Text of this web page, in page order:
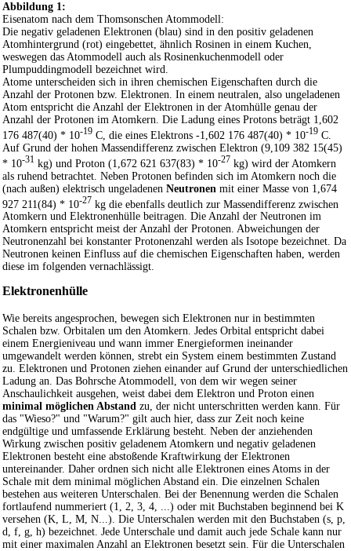
Abbildung 1:
Eisenatom nach dem Thomsonschen Atommodell:
Die negativ geladenen Elektronen (blau) sind in den positiv geladenen
Atomhintergrund (rot) eingebettet, ähnlich Rosinen in einem Kuchen,
weswegen das Atommodell auch als Rosinenkuchenmodell oder
Plumpuddingmodell bezeichnet wird.
Atome unterscheiden sich in ihren chemischen Eigenschaften durch die
Anzahl der Protonen bzw. Elektronen. In einem neutralen, also ungeladenen
Atom entspricht die Anzahl der Elektronen in der Atomhülle genau der
Anzahl der Protonen im Atomkern. Die Ladung eines Protons beträgt 1,602
176 487(40) * 10-19 C, die eines Elektrons -1,602 176 487(40) * 10-19 C.
Auf Grund der hohen Massendifferenz zwischen Elektron (9,109 382 15(45)
* 10-31 kg) und Proton (1,672 621 637(83) * 10-27 kg) wird der Atomkern
als ruhend betrachtet. Neben Protonen befinden sich im Atomkern noch die
(nach außen) elektrisch ungeladenen Neutronen mit einer Masse von 1,674
927 211(84) * 10-27 kg die ebenfalls deutlich zur Massendifferenz zwischen
Atomkern und Elektronenhülle beitragen. Die Anzahl der Neutronen im
Atomkern entspricht meist der Anzahl der Protonen. Abweichungen der
Neutronenzahl bei konstanter Protonenzahl werden als Isotope bezeichnet. Da
Neutronen keinen Einfluss auf die chemischen Eigenschaften haben, werden
diese im folgenden vernachlässigt.
Elektronenhülle
Wie bereits angesprochen, bewegen sich Elektronen nur in bestimmten
Schalen bzw. Orbitalen um den Atomkern. Jedes Orbital entspricht dabei
einem Energieniveau und wann immer Energieformen ineinander
umgewandelt werden können, strebt ein System einem bestimmten Zustand
zu. Elektronen und Protonen ziehen einander auf Grund der unterschiedlichen
Ladung an. Das Bohrsche Atommodell, von dem wir wegen seiner
Anschaulichkeit ausgehen, weist dabei dem Elektron und Proton einen
minimal möglichen Abstand zu, der nicht unterschritten werden kann. Für
das "Wieso?" und "Warum?" gilt auch hier, dass zur Zeit noch keine
endgültige und umfassende Erklärung besteht. Neben der anziehenden
Wirkung zwischen positiv geladenem Atomkern und negativ geladenen
Elektronen besteht eine abstoßende Kraftwirkung der Elektronen
untereinander. Daher ordnen sich nicht alle Elektronen eines Atoms in der
Schale mit dem minimal möglichen Abstand ein. Die einzelnen Schalen
bestehen aus weiteren Unterschalen. Bei der Benennung werden die Schalen
fortlaufend nummeriert (1, 2, 3, 4, ...) oder mit Buchstaben beginnend bei K
versehen (K, L, M, N...). Die Unterschalen werden mit den Buchstaben (s, p,
d, f, g, h) bezeichnet. Jede Unterschale und damit auch jede Schale kann nur
mit einer maximalen Anzahl an Elektronen besetzt sein. Für die Unterschalen